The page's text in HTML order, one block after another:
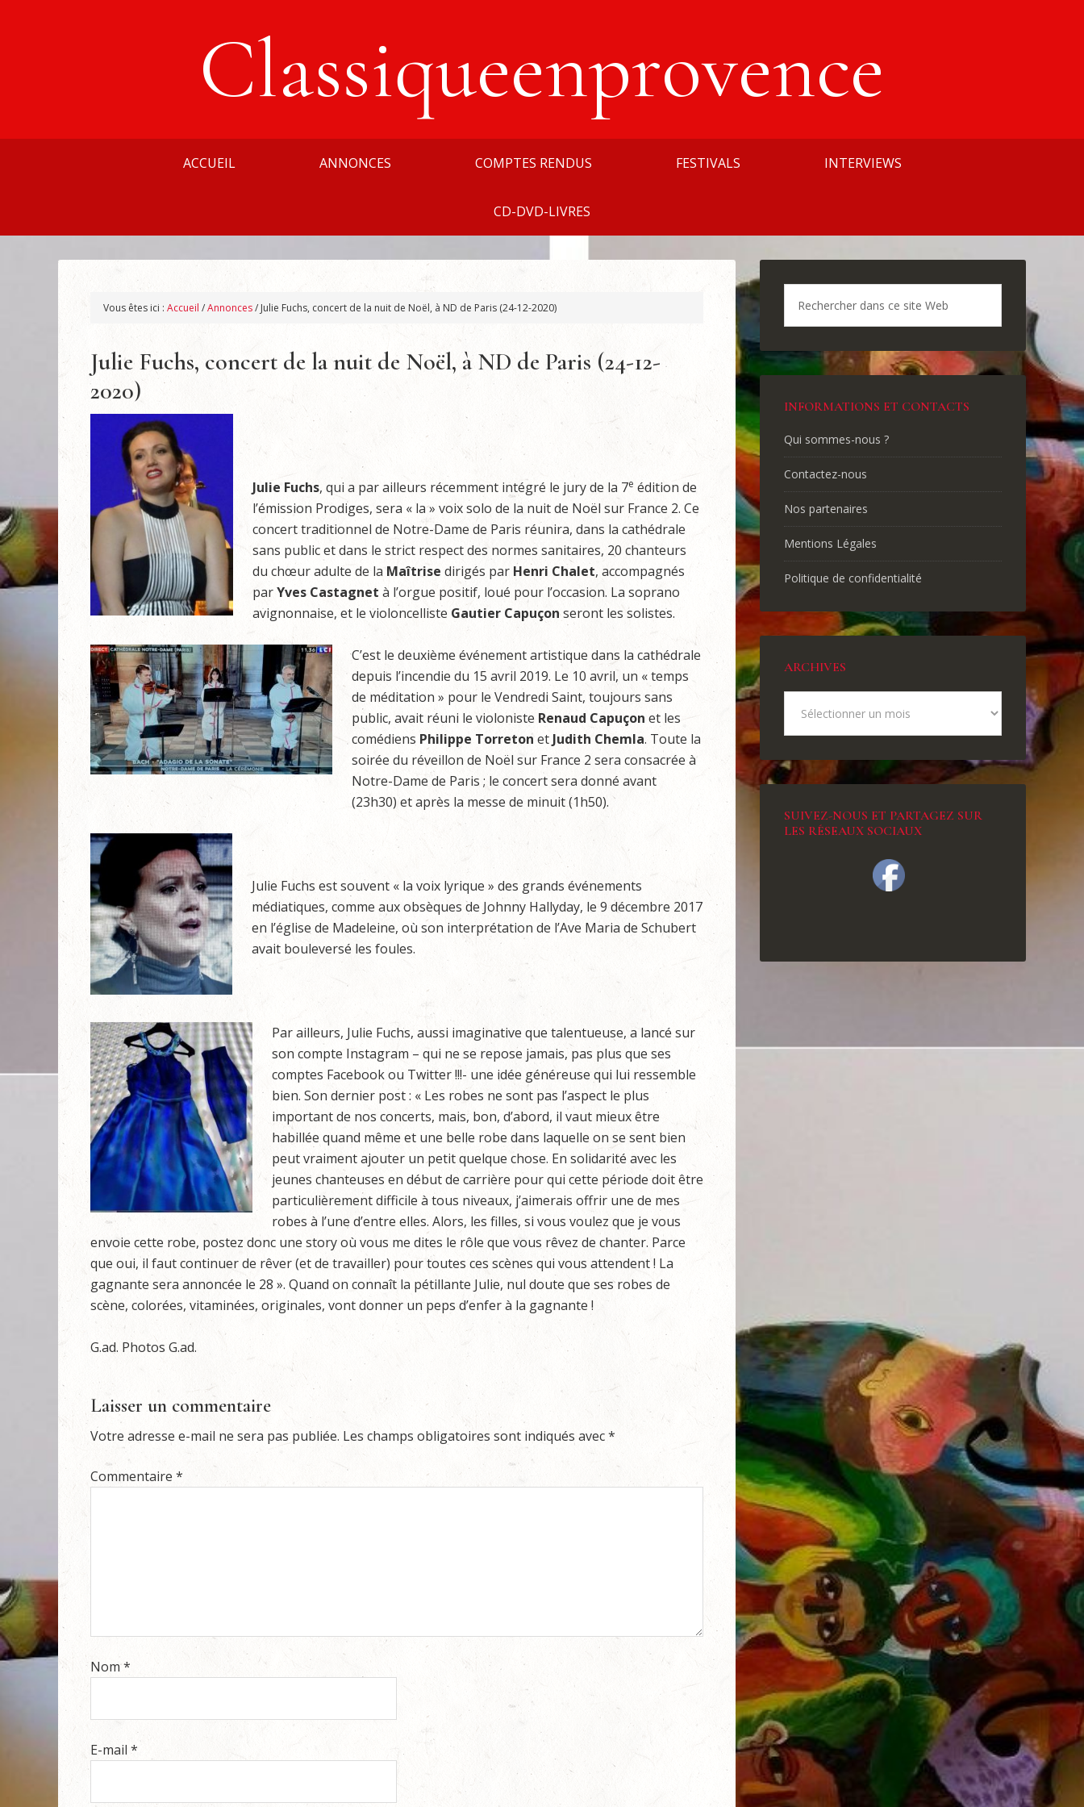
Classiqueenprovence
ACCUEIL ANNONCES COMPTES RENDUS FESTIVALS INTERVIEWS
CD-DVD-LIVRES
Vous êtes ici : Accueil /Annonces/ Julie Fuchs, concert de la nuit de Noël, à ND de Paris (24-12-2020)
Julie Fuchs, concert de la nuit de Noël, à ND de Paris (24-12-
2020)
Julie Fuchs, qui a par ailleurs récemment intégré le jury de la 7e édition de
l’émission Prodiges, sera « la » voix solo de la nuit de Noël sur France 2. Ce
concert traditionnel de Notre-Dame de Paris réunira, dans la cathédrale
sans public et dans le strict respect des normes sanitaires, 20 chanteurs
du chœur adulte de la Maîtrise dirigés par Henri Chalet, accompagnés
parYves Castagnet à l’orgue positif, loué pour l’occasion. La soprano
avignonnaise, et le violoncelliste Gautier Capuçonseront les solistes.
C’est le deuxième événement artistique dans la cathédrale
depuis l’incendie du 15 avril 2019. Le 10 avril, un « temps
de méditation » pour le Vendredi Saint, toujours sans
public, avait réuni le violoniste Renaud Capuçon et les
comédiens Philippe Torreton et Judith Chemla. Toute la
soirée du réveillon de Noël sur France 2 sera consacrée à
Notre-Dame de Paris ; le concert sera donné avant
(23h30) et après la messe de minuit (1h50).
Julie Fuchs est souvent « la voix lyrique » des grands événements
médiatiques, comme aux obsèques de Johnny Hallyday, le 9 décembre 2017
en l’église de Madeleine, où son interprétation de l’Ave Maria de Schubert
avait bouleversé les foules.
Par ailleurs, Julie Fuchs, aussi imaginative que talentueuse, a lancé sur
son compte Instagram – qui ne se repose jamais, pas plus que ses
comptes Facebook ou Twitter !!!- une idée généreuse qui lui ressemble
bien. Son dernier post : « Les robes ne sont pas l’aspect le plus
important de nos concerts, mais, bon, d’abord, il vaut mieux être
habillée quand même et une belle robe dans laquelle on se sent bien
peut vraiment ajouter un petit quelque chose. En solidarité avec les
jeunes chanteuses en début de carrière pour qui cette période doit être
particulièrement difficile à tous niveaux, j’aimerais offrir une de mes
robes à l’une d’entre elles. Alors, les filles, si vous voulez que je vous
envoie cette robe, postez donc une story où vous me dites le rôle que vous rêvez de chanter. Parce
que oui, il faut continuer de rêver (et de travailler) pour toutes ces scènes qui vous attendent ! La
gagnante sera annoncée le 28 ». Quand on connaît la pétillante Julie, nul doute que ses robes de
scène, colorées, vitaminées, originales, vont donner un peps d’enfer à la gagnante !
G.ad. Photos G.ad.
Laisser un commentaire
Votre adresse e-mail ne sera pas publiée. Les champs obligatoires sont indiqués avec*
Commentaire *
Nom*
E-mail *
INFORMATIONS ET CONTACTS
Qui sommes-nous ?
Contactez-nous
Nos partenaires
Mentions Légales
Politique de confidentialité
ARCHIVES
SUIVEZ-NOUS ET PARTAGEZ SUR
LES RÉSEAUX SOCIAUX